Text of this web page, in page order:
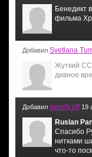
Бенедикт
фильма
Добавил Svetlana
Жуткий
дивное
Добавил qwerty.pff19
Ruslan
Спасибо
нитками
что-то